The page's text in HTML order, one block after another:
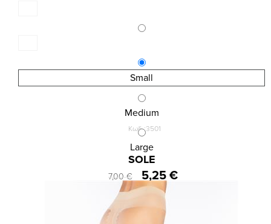
Small
Medium
Large
Κωδ.:3501
INIZIO ΕΞΑΙΡΕΤΙΚΑ ΔΙΑΦΑΝΟ ΚΑΛΣΟΝ 10 DEN
SOLE
7,00 € 5,25 €